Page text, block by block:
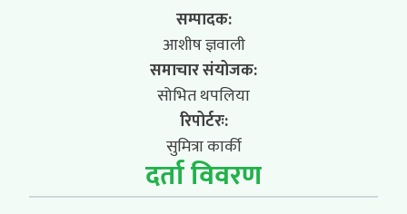
सम्पादक:
आशीष ज्ञवाली
समाचार संयोजक:
सोभित थपलिया
रिपोर्टरः:
सुमित्रा कार्की
दर्ता विवरण